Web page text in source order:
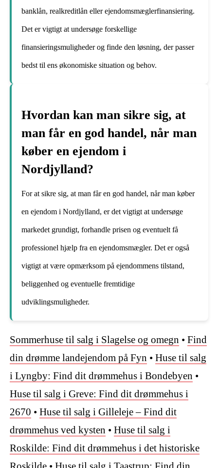
banklån, realkreditlån eller ejendomsmæglerfinansiering.
Det er vigtigt at undersøge forskellige
finansieringsmuligheder og finde den løsning, der passer
bedst til ens økonomiske situation og behov.
Hvordan kan man sikre sig, at
man får en god handel, når man
køber en ejendom i
Nordjylland?
For at sikre sig, at man får en god handel, når man køber
en ejendom i Nordjylland, er det vigtigt at undersøge
markedet grundigt, forhandle prisen og eventuelt få
professionel hjælp fra en ejendomsmægler. Det er også
vigtigt at være opmærksom på ejendommens tilstand,
beliggenhed og eventuelle fremtidige
udviklingsmuligheder.
Sommerhuse til salg i Slagelse og omegn • Find
din drømme landejendom på Fyn • Huse til salg
i Lyngby: Find dit drømmehus i Bondebyen •
Huse til salg i Greve: Find dit drømmehus i
2670 • Huse til salg i Gilleleje – Find dit
drømmehus ved kysten • Huse til salg i
Roskilde: Find dit drømmehus i det historiske